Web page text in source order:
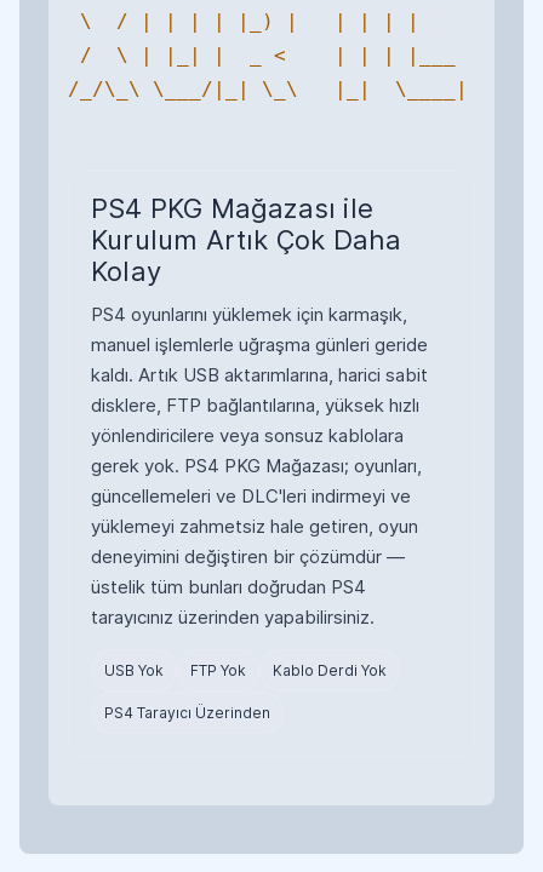
\  / | | | | |_) |   | | | |
/  \ | |_| |  _ <    | | | |___
/_/\_\ \___/|_| \_\   |_|  \____|
PS4 PKG Mağazası ile
Kurulum Artık Çok Daha
Kolay
PS4 oyunlarını yüklemek için karmaşık,
manuel işlemlerle uğraşma günleri geride
kaldı. Artık USB aktarımlarına, harici sabit
disklere, FTP bağlantılarına, yüksek hızlı
yönlendiricilere veya sonsuz kablolara
gerek yok. PS4 PKG Mağazası; oyunları,
güncellemeleri ve DLC'leri indirmeyi ve
yüklemeyi zahmetsiz hale getiren, oyun
deneyimini değiştiren bir çözümdür —
üstelik tüm bunları doğrudan PS4
tarayıcınız üzerinden yapabilirsiniz.
USB Yok FTP Yok Kablo Derdi Yok
PS4 Tarayıcı Üzerinden